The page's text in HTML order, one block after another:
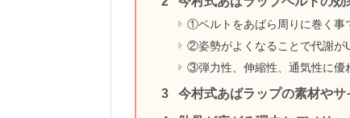
①ベルトをあばら周りに巻く事
②姿勢がよくなることで代謝が
③弾力性、伸縮性、通気性に優
今村式あばラップの素材やサ